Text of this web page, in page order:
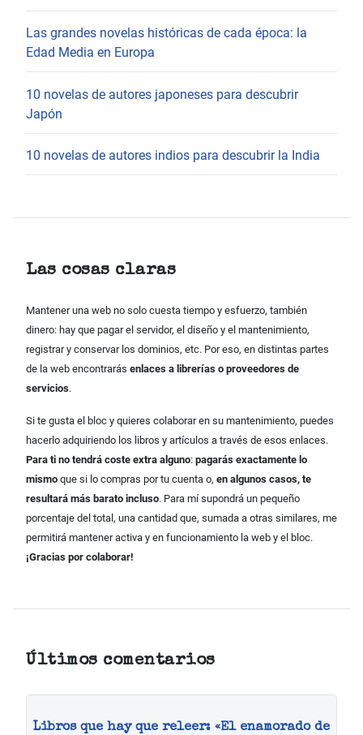
Las grandes novelas históricas de cada época: la
Edad Media en Europa
10 novelas de autores japoneses para descubrir
Japón
10 novelas de autores indios para descubrir la India
Las cosas claras
Mantener una web no solo cuesta tiempo y esfuerzo, también
dinero: hay que pagar el servidor, el diseño y el mantenimiento,
registrar y conservar los dominios, etc. Por eso, en distintas partes
de la web encontrarás enlaces a librerías o proveedores de
servicios.
Si te gusta el bloc y quieres colaborar en su mantenimiento, puedes
hacerlo adquiriendo los libros y artículos a través de esos enlaces.
Para ti no tendrá coste extra alguno: pagarás exactamente lo
mismo que si lo compras por tu cuenta o, en algunos casos, te
resultará más barato incluso. Para mí supondrá un pequeño
porcentaje del total, una cantidad que, sumada a otras similares, me
permitirá mantener activa y en funcionamiento la web y el bloc.
¡Gracias por colaborar!
Últimos comentarios
Libros que hay que releer: «El enamorado de